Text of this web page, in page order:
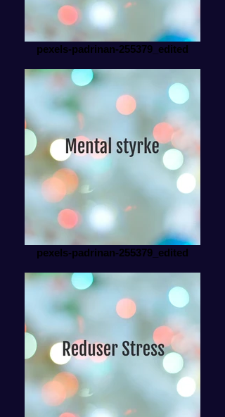
pexels-padrinan-255379_edited
pexels-padrinan-255379_edited